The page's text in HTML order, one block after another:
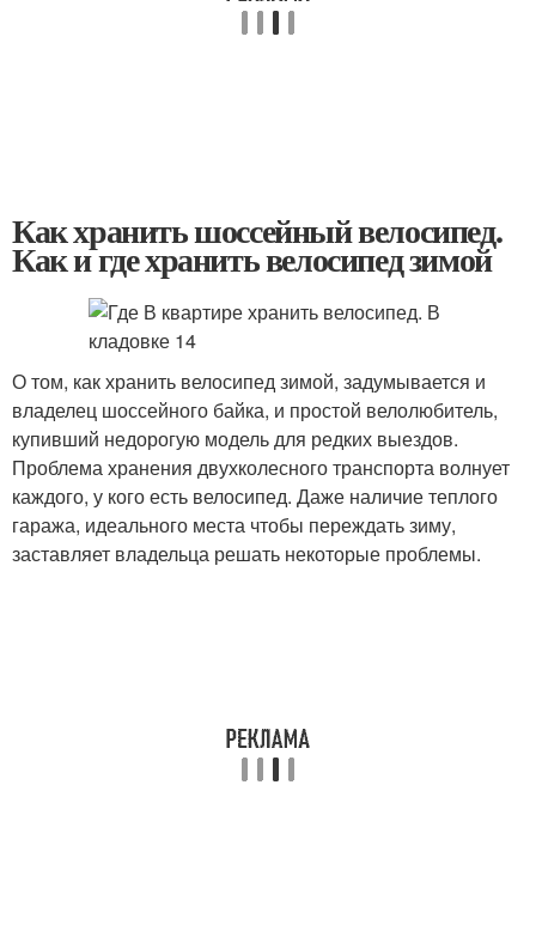
Как хранить шоссейный велосипед.
Как и где хранить велосипед зимой
О том, как хранить велосипед зимой, задумывается и
владелец шоссейного байка, и простой велолюбитель,
купивший недорогую модель для редких выездов.
Проблема хранения двухколесного транспорта волнует
каждого, у кого есть велосипед. Даже наличие теплого
гаража, идеального места чтобы переждать зиму,
заставляет владельца решать некоторые проблемы.